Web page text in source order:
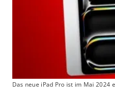
Das neue iPad Pro ist im Mai 2024